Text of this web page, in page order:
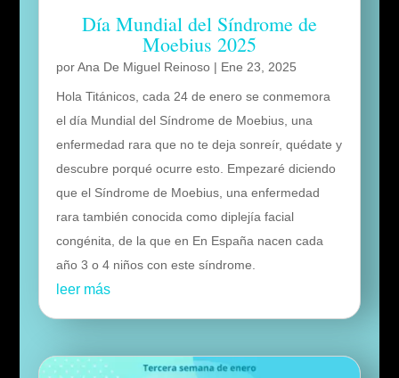
Día Mundial del Síndrome de
Moebius 2025
porAna De Miguel Reinoso| Ene 23, 2025
Hola Titánicos, cada 24 de enero se conmemora
el día Mundial del Síndrome de Moebius, una
enfermedad rara que no te deja sonreír, quédate y
descubre porqué ocurre esto. Empezaré diciendo
que el Síndrome de Moebius, una enfermedad
rara también conocida como diplejía facial
congénita, de la que en En España nacen cada
año 3 o 4 niños con este síndrome.
leer más